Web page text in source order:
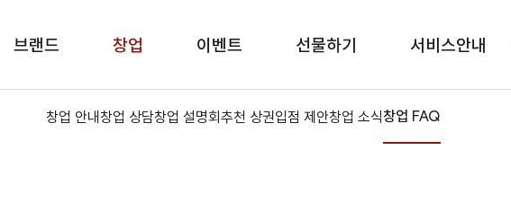
브랜드 창업 이벤트 선물하기 서비스안내
창업 안내창업 상담창업 설명회 추천 상권입점 제안창업 소식창업 FAQ